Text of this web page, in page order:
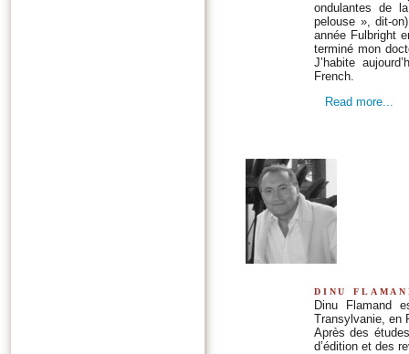
ondulantes de
pelouse », dit-
année Fulbright
terminé mon
J’habite
French.
Read more...
dinu
Dinu Flamand
Transylvanie, en
Après des
d’édition et des